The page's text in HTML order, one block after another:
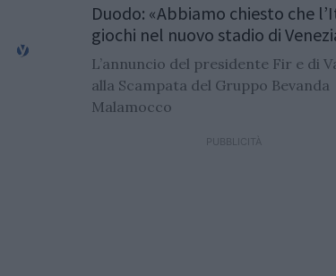
Duodo: «Abbiamo chiesto che
giochi nel nuovo stadio di
L’annuncio del presidente Fir e di
alla Scampata del Gruppo Bevanda
Malamocco